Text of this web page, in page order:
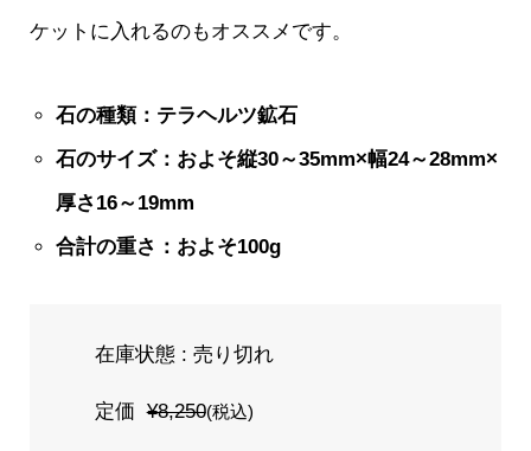
ケットに入れるのもオススメです。
石の種類：テラヘルツ鉱石
石のサイズ：およそ縦30～35mm×幅24～28mm×
厚さ16～19mm
合計の重さ：およそ100g
在庫状態 : 売り切れ
定価¥8,250(税込)